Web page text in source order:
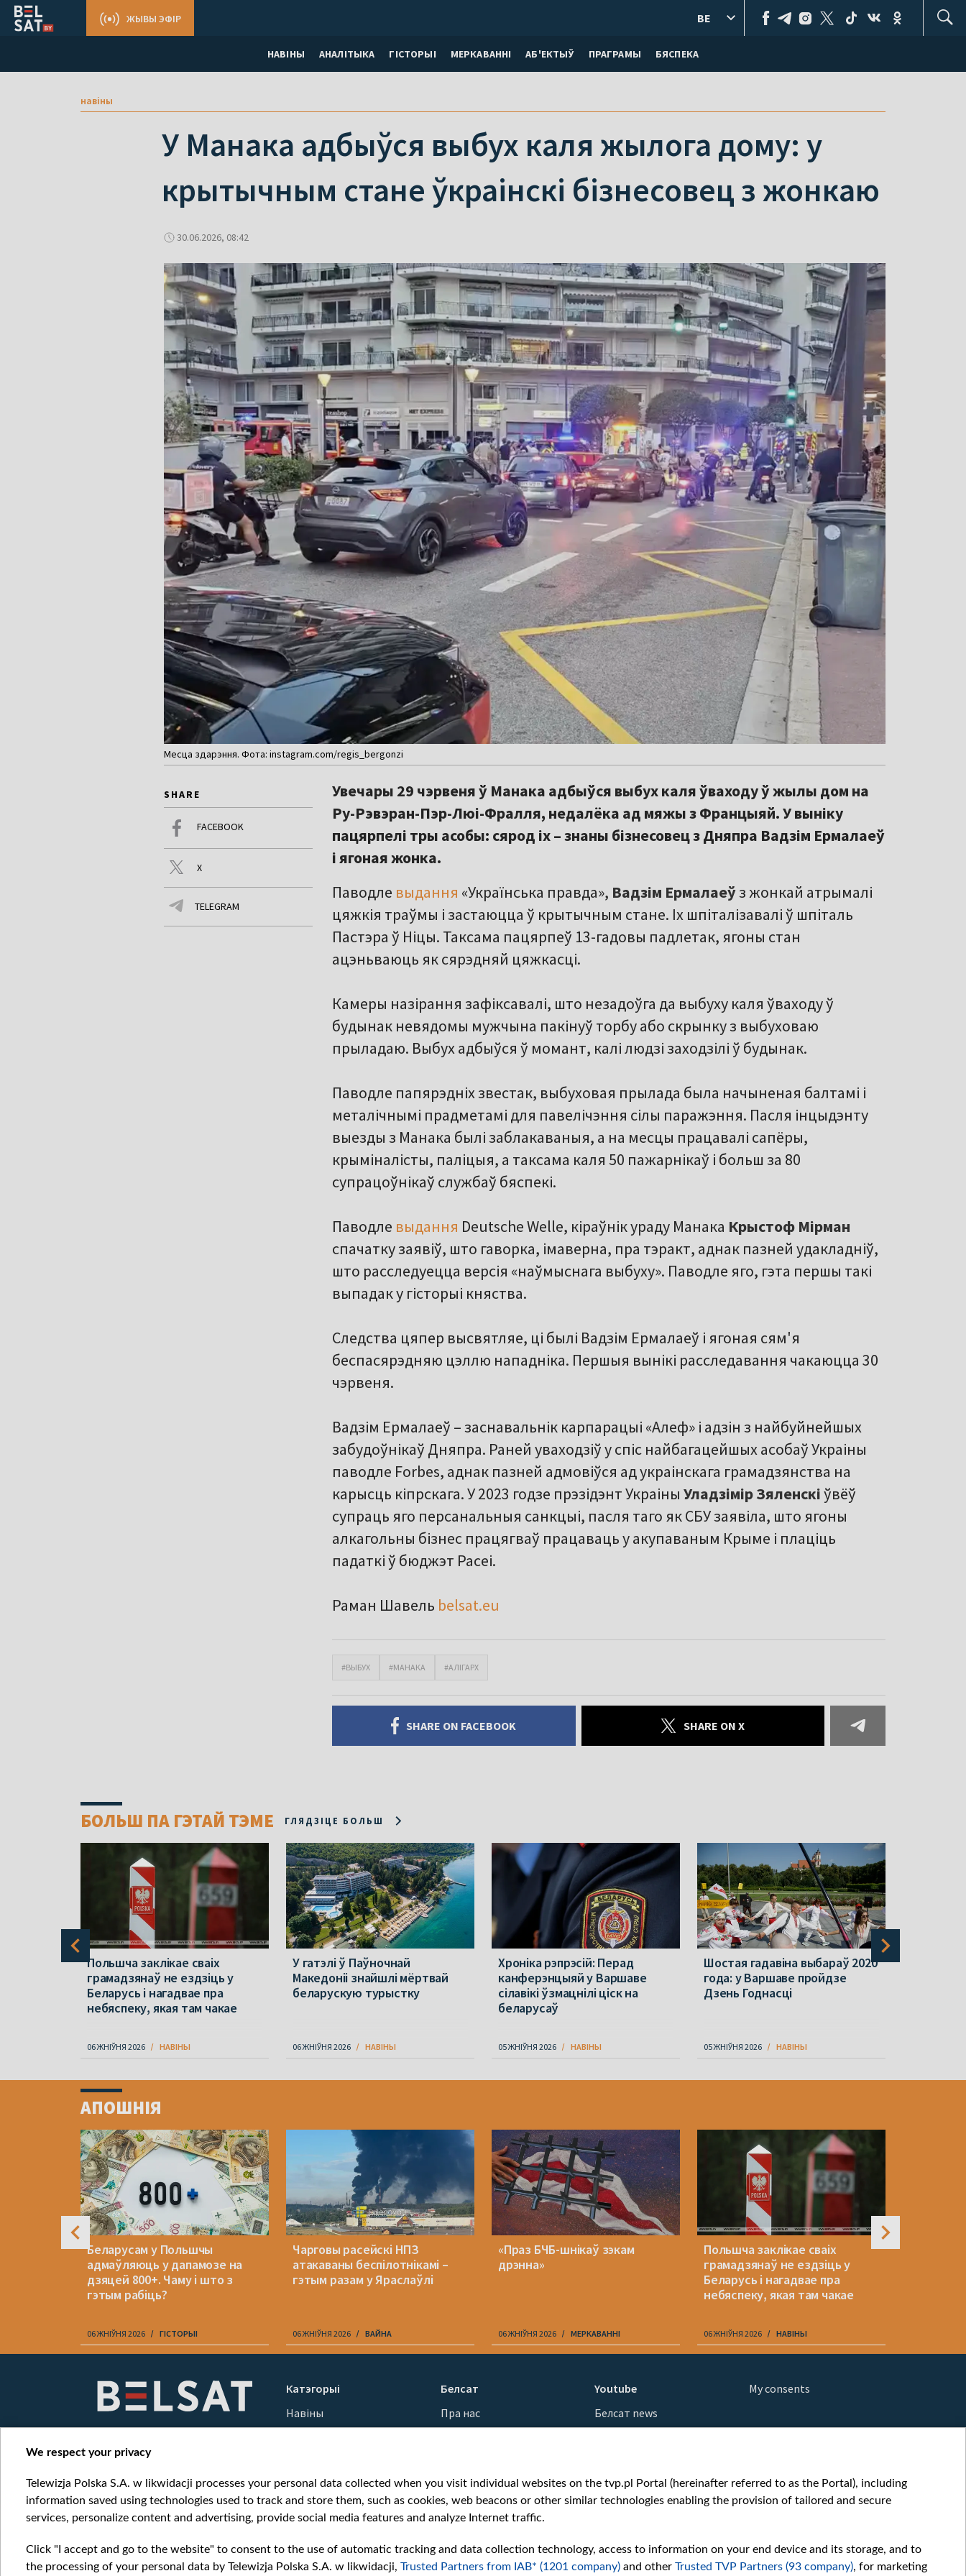
НАВІНЫ АНАЛІТЫКА ГІСТОРЫІ МЕРКАВАННI АБ'ЕКТЫЎ ПРАГРАМЫ БЯСПЕКА
ЖЫВЫ ЭФІР BE
навіны
У Манака адбыўся выбух каля жылога дому: у
крытычным стане ўкраінскі бізнесовец з жонкаю
30.06.2026, 08:42
Месца здарэння. Фота: instagram.com/regis_bergonzi
SHARE
FACEBOOK
X
TELEGRAM
Увечары 29 чэрвеня ў Манака адбыўся выбух каля ўваходу ў жылы дом на
Ру-Рэвэран-Пэр-Люі-Фралля, недалёка ад мяжы з Францыяй. У выніку
пацярпелі тры асобы: сярод іх – знаны бізнесовец з Дняпра Вадзім Ермалаеў
і ягоная жонка.
Паводле выдання «Українська правда», Вадзім Ермалаеўз жонкай атрымалі
цяжкія траўмы і застаюцца ў крытычным стане. Іх шпіталізавалі ў шпіталь
Пастэра ў Ніцы. Таксама пацярпеў 13-гадовы падлетак, ягоны стан
ацэньваюць як сярэдняй цяжкасці.
Камеры назірання зафіксавалі, што незадоўга да выбуху каля ўваходу ў
будынак невядомы мужчына пакінуў торбу або скрынку з выбуховаю
прыладаю. Выбух адбыўся ў момант, калі людзі заходзілі ў будынак.
Паводле папярэдніх звестак, выбуховая прылада была начыненая балтамі і
металічнымі прадметамі для павелічэння сілы паражэння. Пасля інцыдэнту
выезды з Манака былі заблакаваныя, а на месцы працавалі сапёры,
крыміналісты, паліцыя, а таксама каля 50 пажарнікаў і больш за 80
супрацоўнікаў службаў бяспекі.
Паводле выдання Deutsche Welle, кіраўнік ураду Манака Крыстоф Мірман
спачатку заявіў, што гаворка, імаверна, пра тэракт, аднак пазней удакладніў,
што расследуецца версія «наўмыснага выбуху». Паводле яго, гэта першы такі
выпадак у гісторыі княства.
Следства цяпер высвятляе, ці былі Вадзім Ермалаеў і ягоная сям'я
беспасярэдняю цэллю нападніка. Першыя вынікі расследавання чакаюцца 30
чэрвеня.
Вадзім Ермалаеў – заснавальнік карпарацыі «Алеф» і адзін з найбуйнейшых
забудоўнікаў Дняпра. Раней уваходзіў у спіс найбагацейшых асобаў Украіны
паводле Forbes, аднак пазней адмовіўся ад украінскага грамадзянства на
карысць кіпрскага. У 2023 годзе прэзідэнт Украіны Уладзімір Зяленскіўвёў
супраць яго персанальныя санкцыі, пасля таго як СБУ заявіла, што ягоны
алкагольны бізнес працягваў працаваць у акупаваным Крыме і плаціць
падаткі ў бюджэт Расеі.
Раман Шавель belsat.eu
#ВЫБУХ #МАНАКА #АЛІГАРХ
SHARE ON FACEBOOK SHARE ON X
БОЛЬШ ПА ГЭТАЙ ТЭМЕ ГЛЯДЗІЦЕ БОЛЬШ
Польшча заклікае сваіх
грамадзянаў не ездзіць у
Беларусь і нагадвае пра
небяспеку, якая там чакае
06 ЖНІЎНЯ 2026 НАВІНЫ
У гатэлі ў Паўночнай
Македоніі знайшлі мёртвай
беларускую турыстку
06 ЖНІЎНЯ 2026 НАВІНЫ
Хроніка рэпрэсій: Перад
канферэнцыяй у Варшаве
сілавікі ўзмацнілі ціск на
беларусаў
05 ЖНІЎНЯ 2026 НАВІНЫ
Шостая гадавіна выбараў 2020
года: у Варшаве пройдзе
Дзень Годнасці
05 ЖНІЎНЯ 2026 НАВІНЫ
ofАПОШНІЯ
Беларусам у Польшчы
адмаўляюць у дапамозе на
дзяцей 800+. Чаму і што з
гэтым рабіць?
06 ЖНІЎНЯ 2026 ГІСТОРЫІ
Чарговы расейскі НПЗ
атакаваны беспілотнікамі –
гэтым разам у Яраслаўлі
06 ЖНІЎНЯ 2026 ВАЙНА
«Праз БЧБ-шнікаў зэкам
дрэнна»
06 ЖНІЎНЯ 2026 МЕРКАВАННI
Польшча заклікае сваіх
грамадзянаў не ездзіць у
Беларусь і нагадвае пра
небяспеку, якая там чакае
06 ЖНІЎНЯ 2026 НАВІНЫ
Катэгорыі
Навіны
Вайна
Белсат
Пра нас
Кантакты
Як нас глядзець
Узнагароды
Міжнародная супраца
Ціск з боку ўладаў
Беларусі
Youtube
Белсат news
Белсат Shorts
Belsat English
Biełsat PL
Белсат History
Белсат Music
My consents
We respect your privacy
Telewizja Polska S.A. w likwidacji processes your personal data collected when you visit individual websites on the tvp.pl Portal (hereinafter referred to as the Portal), including
information saved using technologies used to track and store them, such as cookies, web beacons or other similar technologies enabling the provision of tailored and secure
services, personalize content and advertising, provide social media features and analyze Internet traffic.
Click "I accept and go to the website" to consent to the use of automatic tracking and data collection technology, access to information on your end device and its storage, and to
the processing of your personal data by Telewizja Polska S.A. w likwidacji, Trusted Partners from IAB* (1201 company) and other Trusted TVP Partners (93 company), for marketing